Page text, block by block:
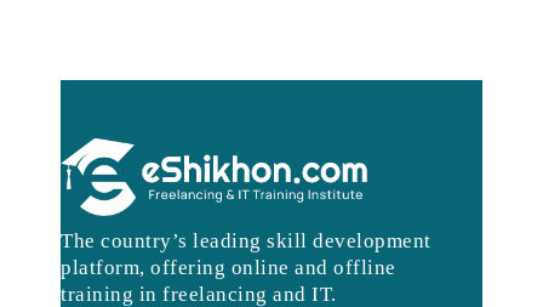
The country’s leading skill development
platform, offering online and offline
training in freelancing and IT.